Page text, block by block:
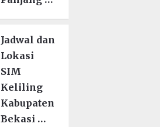
Jadwal dan
Lokasi
SIM
Keliling
Kabupaten
Bekasi …